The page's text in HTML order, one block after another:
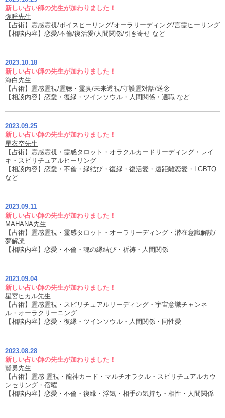
新しい占い師の先生が加わりました！
弥呼先生
【占術】霊感霊視/ボイスヒーリング/オーラリーディング/言霊ヒーリング
【相談内容】恋愛/不倫/復活愛/人間関係/引き寄せ など
2023.10.18
新しい占い師の先生が加わりました！
海白先生
【占術】霊感霊視/霊聴・霊臭/未来透視/守護霊対話/送念
【相談内容】恋愛・復縁・ツインソウル・人間関係・適職 など
2023.09.25
新しい占い師の先生が加わりました！
星衣空先生
【占術】霊感霊視・霊感タロット・オラクルカードリーディング・レイ
キ・スピリチュアルヒーリング
【相談内容】恋愛・不倫・縁結び・復縁・復活愛・遠距離恋愛・LGBTQ
など
2023.09.11
新しい占い師の先生が加わりました！
MAHANA先生
【占術】霊感霊視・霊感タロット・オーラリーディング・潜在意識解読/
夢解読
【相談内容】恋愛・不倫・魂の縁結び・祈祷・人間関係
2023.09.04
新しい占い師の先生が加わりました！
星宮ヒカル先生
【占術】霊感霊視・スピリチュアルリーディング・宇宙意識チャンネ
ル・オーラクリーニング
【相談内容】恋愛・復縁・ツインソウル・人間関係・同性愛
2023.08.28
新しい占い師の先生が加わりました！
賢勇先生
【占術】霊感 霊視・龍神カード・マルチオラクル・スピリチュアルカウ
ンセリング・宿曜
【相談内容】恋愛・不倫・復縁・浮気・相手の気持ち・相性・人間関係